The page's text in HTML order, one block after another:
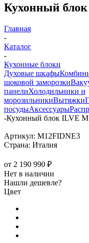
Кухонный
Главная
-
Каталог
-
Кухонные блоки
Духовые шкафы
шоковой заморозки
панелиХолодильники и
морозильникиВытяжки
посудыАксессуары
-Кухонный блок ILVE
Артикул: M12FIDNE3
Страна: Италия
от 2 190 990 ₽
Нет в наличии
Нашли дешевле?
Цвет